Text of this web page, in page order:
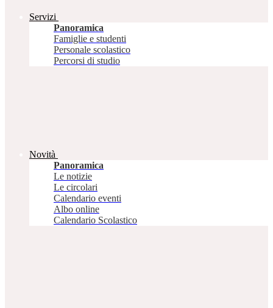
Servizi
Panoramica
Famiglie e studenti
Personale scolastico
Percorsi di studio
Novità
Panoramica
Le notizie
Le circolari
Calendario eventi
Albo online
Calendario Scolastico